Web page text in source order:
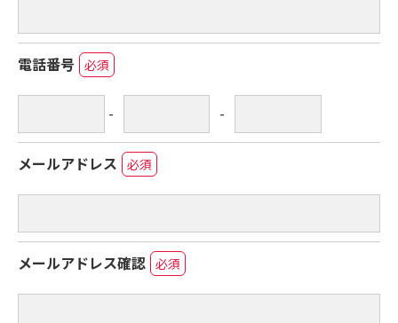
電話番号 必須
- -
メールアドレス 必須
メールアドレス確認 必須